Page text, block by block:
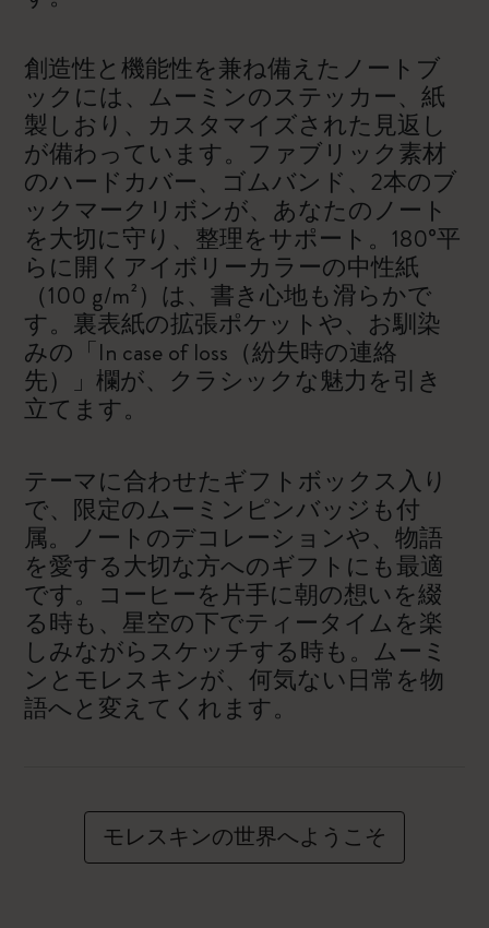
創造性と機能性を兼ね備えたノートブ
ックには、ムーミンのステッカー、紙
製しおり、カスタマイズされた見返し
が備わっています。ファブリック素材
のハードカバー、ゴムバンド、2本のブ
ックマークリボンが、あなたのノート
を大切に守り、整理をサポート。180°平
らに開くアイボリーカラーの中性紙
（100 g/m²）は、書き心地も滑らかで
す。裏表紙の拡張ポケットや、お馴染
みの「In case of loss（紛失時の連絡
先）」欄が、クラシックな魅力を引き
立てます。
テーマに合わせたギフトボックス入り
で、限定のムーミンピンバッジも付
属。ノートのデコレーションや、物語
を愛する大切な方へのギフトにも最適
です。コーヒーを片手に朝の想いを綴
る時も、星空の下でティータイムを楽
しみながらスケッチする時も。ムーミ
ンとモレスキンが、何気ない日常を物
語へと変えてくれます。
モレスキンの世界へようこそ